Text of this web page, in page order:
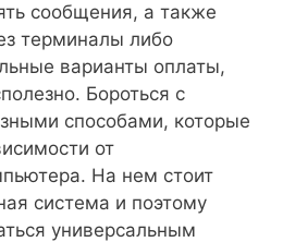
сообщения, а также
терминалы либо
варианты оплаты,
Бороться с
способами, которые
от
На нем стоит
система и поэтому
универсальным